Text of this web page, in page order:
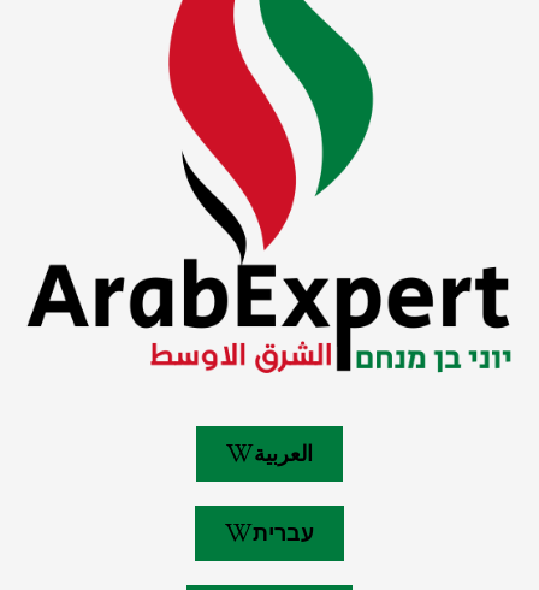
العربية
עברית